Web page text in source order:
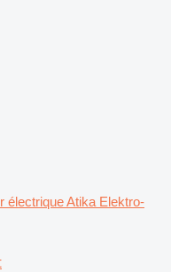
électrique Atika Elektro-